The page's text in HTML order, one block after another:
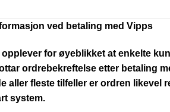
ved betaling med Vipps
opplever for øyeblikket at enkelte
ordrebekreftelse etter betaling
aller fleste tilfeller er ordren likevel
system.